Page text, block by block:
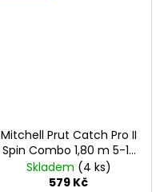
Mitchell Prut Catch Pro II
Spin Combo 1,80 m 5-15
g
Skladem (4 ks)
579 Kč